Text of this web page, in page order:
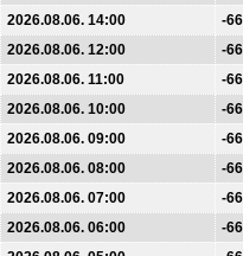
2026.08.06. 14:00
-66
2026.08.06. 12:00
-66
2026.08.06. 11:00
-66
2026.08.06. 10:00
-66
2026.08.06. 09:00
-66
2026.08.06. 08:00
-66
2026.08.06. 07:00
-66
2026.08.06. 06:00
-66